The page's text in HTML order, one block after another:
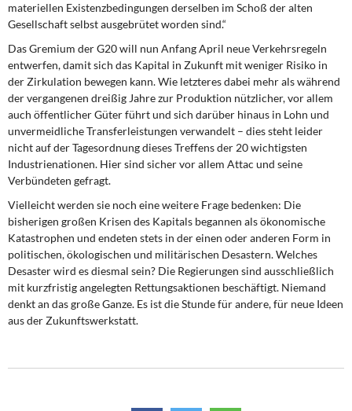
materiellen Existenzbedingungen derselben im Schoß der alten
Gesellschaft selbst ausgebrütet worden sind.“
Das Gremium der G20 will nun Anfang April neue Verkehrsregeln
entwerfen, damit sich das Kapital in Zukunft mit weniger Risiko in
der Zirkulation bewegen kann. Wie letzteres dabei mehr als während
der vergangenen dreißig Jahre zur Produktion nützlicher, vor allem
auch öffentlicher Güter führt und sich darüber hinaus in Lohn und
unvermeidliche Transferleistungen verwandelt – dies steht leider
nicht auf der Tagesordnung dieses Treffens der 20 wichtigsten
Industrienationen. Hier sind sicher vor allem Attac und seine
Verbündeten gefragt.
Vielleicht werden sie noch eine weitere Frage bedenken: Die
bisherigen großen Krisen des Kapitals begannen als ökonomische
Katastrophen und endeten stets in der einen oder anderen Form in
politischen, ökologischen und militärischen Desastern. Welches
Desaster wird es diesmal sein? Die Regierungen sind ausschließlich
mit kurzfristig angelegten Rettungsaktionen beschäftigt. Niemand
denkt an das große Ganze. Es ist die Stunde für andere, für neue Ideen
aus der Zukunftswerkstatt.